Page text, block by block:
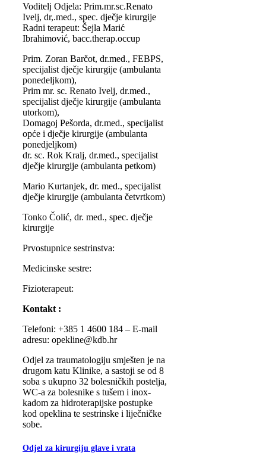
Voditelj Odjela: Prim.mr.sc.Renato
Ivelj, dr,.med., spec. dječje kirurgije
Radni terapeut: Šejla Marić
Ibrahimović, bacc.therap.occup
Prim. Zoran Barčot, dr.med., FEBPS,
specijalist dječje kirurgije (ambulanta
ponedeljkom),
Prim mr. sc. Renato Ivelj, dr.med.,
specijalist dječje kirurgije (ambulanta
utorkom),
Domagoj Pešorda, dr.med., specijalist
opće i dječje kirurgije (ambulanta
ponedjeljkom)
dr. sc. Rok Kralj, dr.med., specijalist
dječje kirurgije (ambulanta petkom)
Mario Kurtanjek, dr. med., specijalist
dječje kirurgije (ambulanta četvrtkom)
Tonko Čolić, dr. med., spec. dječje
kirurgije
Prvostupnice sestrinstva:
Medicinske sestre:
Fizioterapeut:
Kontakt :
Telefoni: +385 1 4600 184 – E-mail
adresu: opekline@kdb.hr
Odjel za traumatologiju smješten je na
drugom katu Klinike, a sastoji se od 8
soba s ukupno 32 bolesničkih postelja,
WC-a za bolesnike s tušem i inox-
kadom za hidroterapijske postupke
kod opeklina te sestrinske i liječničke
sobe.
Odjel za kirurgiju glave i vrata